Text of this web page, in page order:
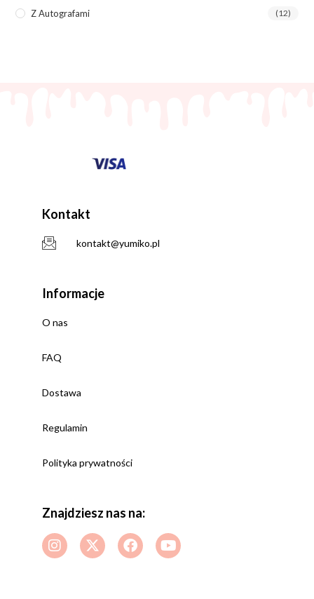
Z Autografami (12)
Kontakt
kontakt@yumiko.pl
Informacje
O nas
FAQ
Dostawa
Regulamin
Polityka prywatności
Znajdziesz nas na: